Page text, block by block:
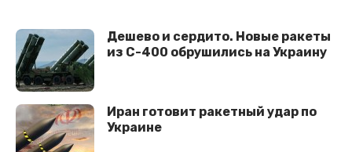
Дешево и сердито. Новые ракеты
из С-400 обрушились на Украину
Иран готовит ракетный удар по
Украине